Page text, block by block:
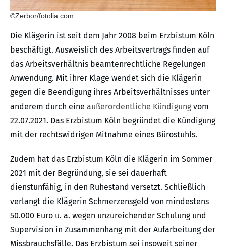
©Zerbor/fotolia.com
Die Klägerin ist seit dem Jahr 2008 beim Erzbistum Köln
beschäftigt. Ausweislich des Arbeitsvertrags finden auf
das Arbeitsverhältnis beamtenrechtliche Regelungen
Anwendung. Mit ihrer Klage wendet sich die Klägerin
gegen die Beendigung ihres Arbeitsverhältnisses unter
anderem durch eine außerordentliche Kündigungvom
22.07.2021. Das Erzbistum Köln begründet die Kündigung
mit der rechtswidrigen Mitnahme eines Bürostuhls.
Zudem hat das Erzbistum Köln die Klägerin im Sommer
2021 mit der Begründung, sie sei dauerhaft
dienstunfähig, in den Ruhestand versetzt. Schließlich
verlangt die Klägerin Schmerzensgeld von mindestens
50.000 Euro u. a. wegen unzureichender Schulung und
Supervision in Zusammenhang mit der Aufarbeitung der
Missbrauchsfälle. Das Erzbistum sei insoweit seiner